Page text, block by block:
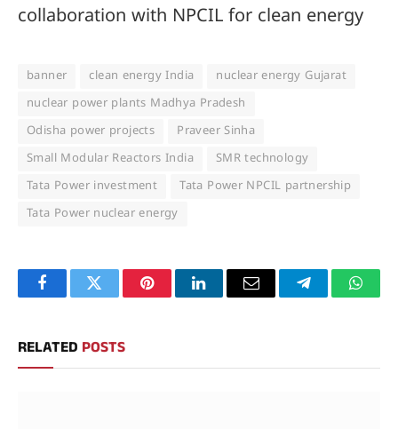
collaboration with NPCIL for clean energy
banner clean energy India
nuclear energy Gujarat
nuclear power plants Madhya Pradesh
Odisha power projects
Praveer Sinha
Small Modular Reactors India
SMR technology
Tata Power investment
Tata Power NPCIL partnership
Tata Power nuclear energy
FacebookTwitter PinterestLinkedInEmail Telegram
RELATED POSTS